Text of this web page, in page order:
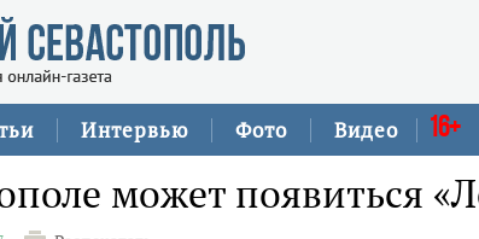
Интервью Фото Видео 16+
может появиться